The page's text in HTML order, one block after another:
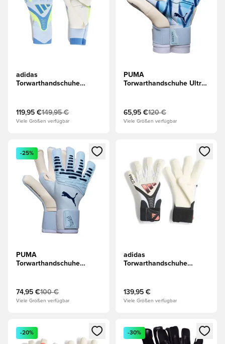
adidas
Torwarthandschuhe
Blau/Blau/Gelb
119,95 €149,95 €
Viele Größen verfügbar
PUMA
Torwarthandschuhe Ultra
Blau/Juwelblau
65,95 €120 €
Viele Größen verfügbar
Öffnet ein neues Fenster zum Anmelden oder Registrieren
-25%
PUMA
Torwarthandschuhe
Blau/Juwelblau
74,95 €100 €
Viele Größen verfügbar
Öffnet ein neues Fenster
adidas
Torwarthandschuhe
Weiß/Schwarz/Solar Turbo
139,95 €
Viele Größen verfügbar
Öffnet ein neues Fenster zum Anmelden oder Registrieren
-20%
Öffnet ein neues Fenster
-30%